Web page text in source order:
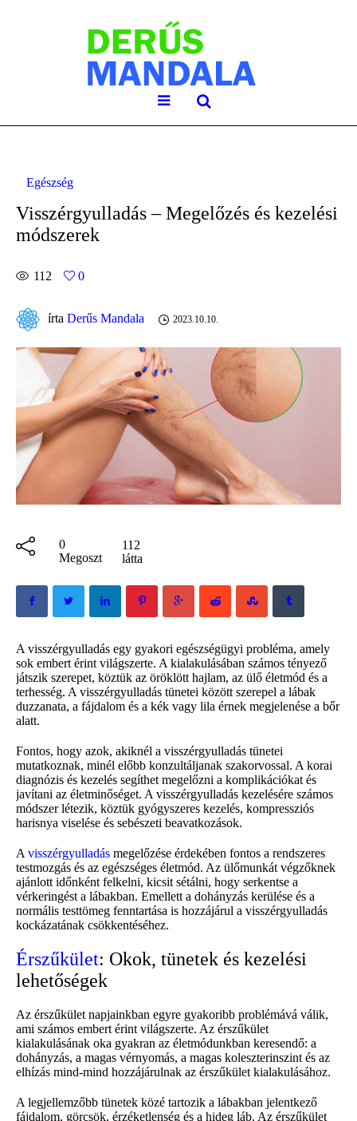
Egészség
Visszérgyulladás – Megelőzés és kezelési
módszerek
112 0
írta Derűs Mandala 2023.10.10.
0
Megoszt
112
látta
A visszérgyulladás egy gyakori egészségügyi probléma, amely
sok embert érint világszerte. A kialakulásában számos tényező
játszik szerepet, köztük az öröklött hajlam, az ülő életmód és a
terhesség. A visszérgyulladás tünetei között szerepel a lábak
duzzanata, a fájdalom és a kék vagy lila érnek megjelenése a bőr
alatt.
Fontos, hogy azok, akiknél a visszérgyulladás tünetei
mutatkoznak, minél előbb konzultáljanak szakorvossal. A korai
diagnózis és kezelés segíthet megelőzni a komplikációkat és
javítani az életminőséget. A visszérgyulladás kezelésére számos
módszer létezik, köztük gyógyszeres kezelés, kompressziós
harisnya viselése és sebészeti beavatkozások.
A visszérgyulladás megelőzése érdekében fontos a rendszeres
testmozgás és az egészséges életmód. Az ülőmunkát végzőknek
ajánlott időnként felkelni, kicsit sétálni, hogy serkentse a
vérkeringést a lábakban. Emellett a dohányzás kerülése és a
normális testtömeg fenntartása is hozzájárul a visszérgyulladás
kockázatának csökkentéséhez.
Érszűkület: Okok, tünetek és kezelési
lehetőségek
Az érszűkület napjainkban egyre gyakoribb problémává válik,
ami számos embert érint világszerte. Az érszűkület
kialakulásának oka gyakran az életmódunkban keresendő: a
dohányzás, a magas vérnyomás, a magas koleszterinszint és az
elhízás mind-mind hozzájárulnak az érszűkület kialakulásához.
A legjellemzőbb tünetek közé tartozik a lábakban jelentkező
fájdalom, görcsök, érzéketlenség és a hideg láb. Az érszűkület